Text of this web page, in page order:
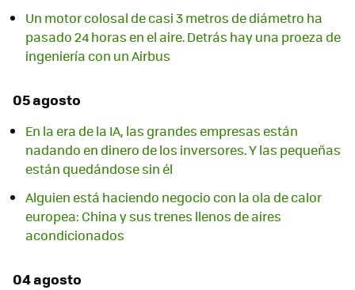
Un motor colosal de casi 3 metros de diámetro ha
pasado 24 horas en el aire. Detrás hay una proeza de
ingeniería con un Airbus
05 agosto
En la era de la IA, las grandes empresas están
nadando en dinero de los inversores. Y las pequeñas
están quedándose sin él
Alguien está haciendo negocio con la ola de calor
europea: China y sus trenes llenos de aires
acondicionados
04 agosto